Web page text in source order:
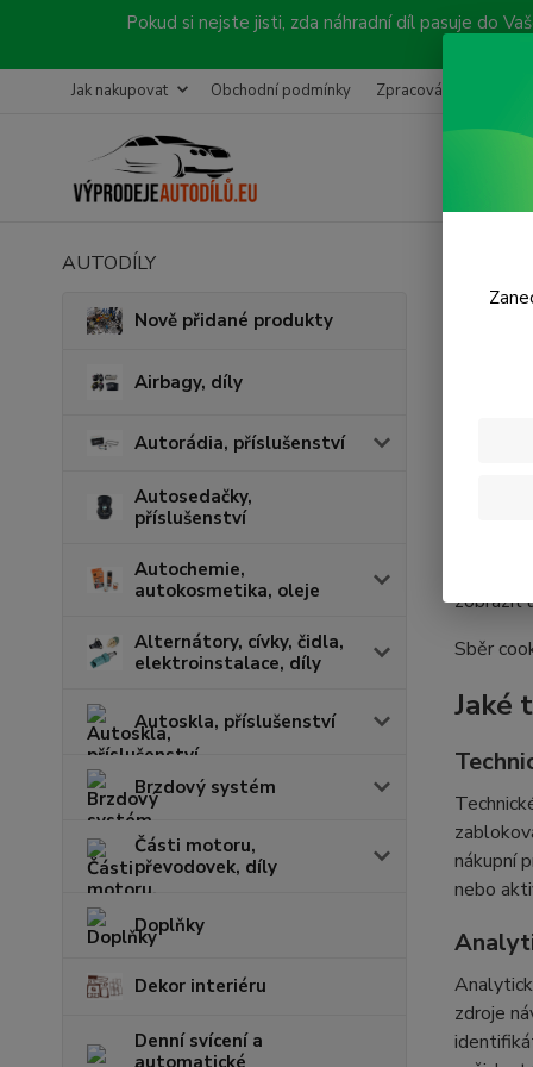
Pokud si nejste jisti, zda náhradní díl pasuje do
Jak nakupovat Obchodní podmínky Zpracování objednávky
AUTODÍLY
Nově přidané produkty
Airbagy, díly
Autorádia, příslušenství
Autosedačky,
příslušenství
Autochemie,
autokosmetika, oleje
Alternátory, cívky, čidla,
elektroinstalace, díly
Autoskla, příslušenství
Brzdový systém
Části motoru,
převodovek, díly
Doplňky
Dekor interiéru
Denní svícení a
automatické
vložka
Co
zobrazit
Sběr
Jaké
nákupní
nebo
zdroje